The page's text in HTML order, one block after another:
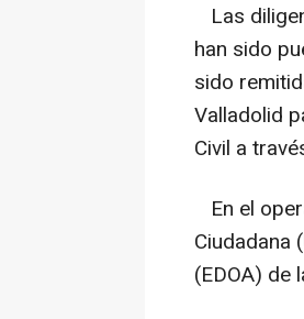
Las
han sido
sido
Valladolid
Civil a
En el
Ciudadana
(EDOA) de